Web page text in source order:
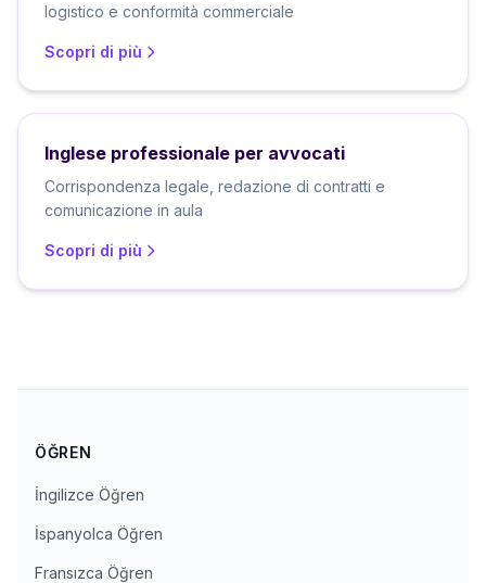
logistico e conformità commerciale
Scopri di più
Inglese professionale per avvocati
Corrispondenza legale, redazione di contratti e
comunicazione in aula
Scopri di più
ÖĞREN
İngilizce Öğren
İspanyolca Öğren
Fransızca Öğren